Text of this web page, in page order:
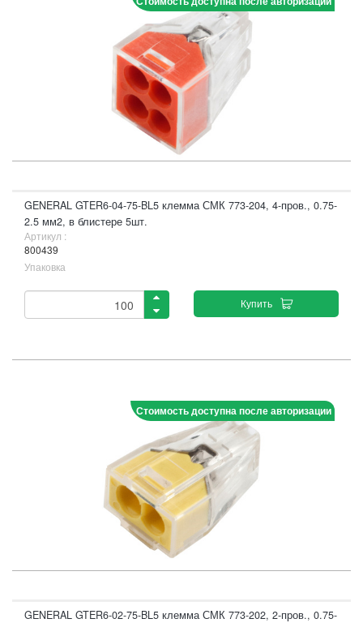
GENERAL GTER6-04-75-BL5 клемма СМК 773-204, 4-пров., 0.75-
2.5 мм2, в блистере 5шт.
Артикул :
800439
Упаковка
Купить
Стоимость доступна после авторизации
GENERAL GTER6-02-75-BL5 клемма СМК 773-202, 2-пров., 0.75-